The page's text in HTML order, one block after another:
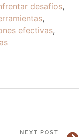
desafíos,
,
efectivas,
NEXT POST